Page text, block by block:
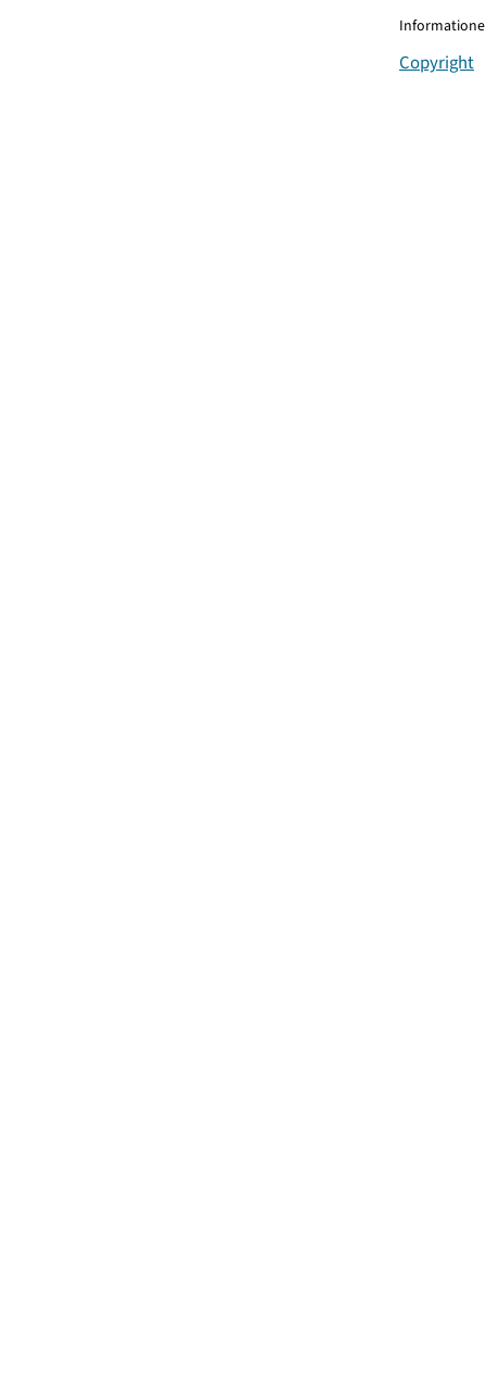
Copyright